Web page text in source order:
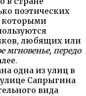
поэтических
которыми
любящих или
мгновенье, передо
одна из улиц в
Сапрыгина
вида